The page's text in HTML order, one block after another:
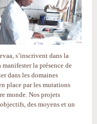
s’inscrivent dans la
la présence de
dans les domaines
place par les mutations
monde. Nos projets
des moyens et un